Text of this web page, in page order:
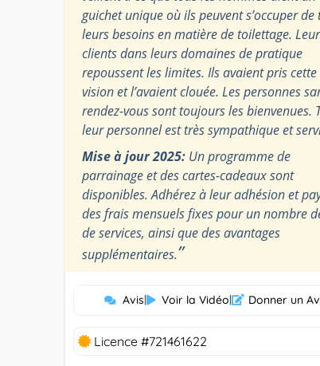
guichet unique où ils peuvent s’occuper de
leurs besoins en matière de toilettage.
clients dans leurs domaines de pratique
repoussent les limites. Ils avaient pris cette
vision et l’avaient clouée. Les personnes
rendez-vous sont toujours les bienvenues.
leur personnel est très sympathique et
Mise à jour 2025: Un programme de
parrainage et des cartes-cadeaux sont
disponibles. Adhérez à leur adhésion et
des frais mensuels fixes pour un nombre
de services, ainsi que des avantages
supplémentaires.”
Avis| Voir la Vidéo| Donner un
Licence #721461622